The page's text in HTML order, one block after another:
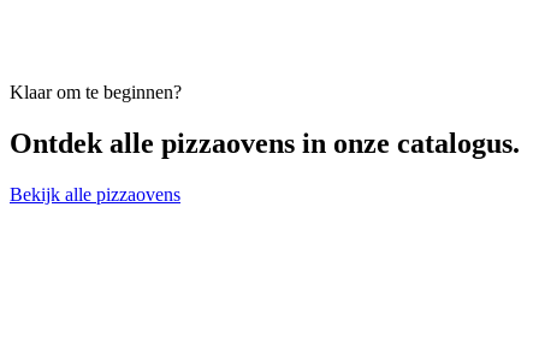
Klaar om te beginnen?
Ontdek alle pizzaovens in onze catalogus.
Bekijk alle pizzaovens